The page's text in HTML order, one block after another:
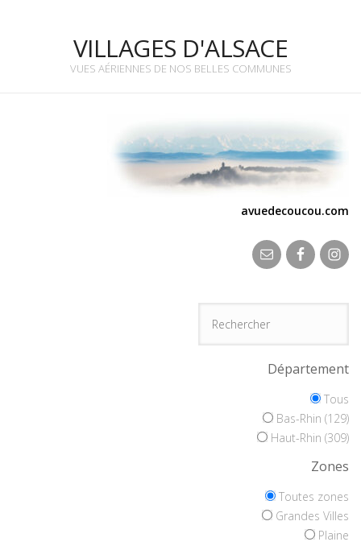
VILLAGES D'ALSACE
VUES AÉRIENNES DE NOS BELLES COMMUNES
avuedecoucou.com
Département
Tous
Bas-Rhin (129)
Haut-Rhin (309)
Zones
Toutes zones
Grandes Villes
Plaine